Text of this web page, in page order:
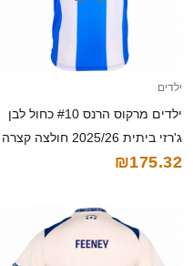
ילדים
ילדים מרקוס הרנס #10 כחול לבן
ג'רזי ביתית 2025/26 חולצה קצרה
₪175.32